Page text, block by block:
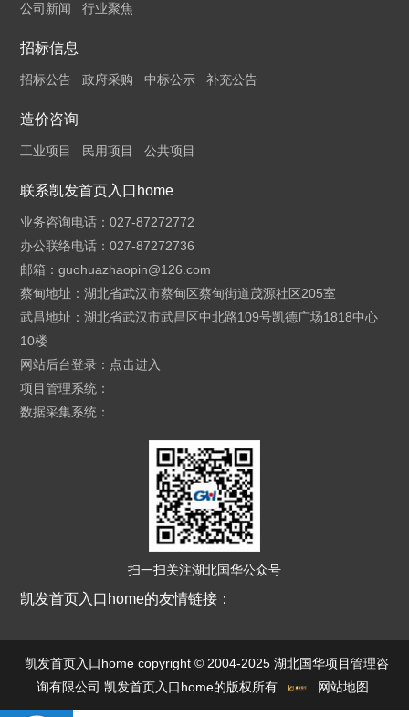
公司新闻 行业聚焦
招标信息
招标公告 政府采购 中标公示 补充公告
造价咨询
工业项目 民用项目 公共项目
联系凯发首页入口home
业务咨询电话：027-87272772
办公联络电话：027-87272736
邮箱：guohuazhaopin@126.com
蔡甸地址：湖北省武汉市蔡甸区蔡甸街道茂源社区205室
武昌地址：湖北省武汉市武昌区中北路109号凯德广场1818中心
10楼
网站后台登录： 点击进入
项目管理系统：
数据采集系统：
扫一扫关注湖北国华公众号
凯发首页入口home的友情链接：
凯发首页入口home copyright © 2004-2025 湖北国华项目管理咨
询有限公司 凯发首页入口home的版权所有
网站地图